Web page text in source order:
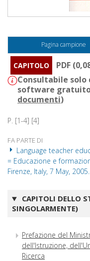
Pagina campione
CAPITOLO
PDF
Consultabile solo
software
documenti)
P. [1-4] [4]
FA PARTE DI
Language teacher
= Educazione e
Firenze, Italy, 7 May,
CAPITOLI DELLO
SINGOLARMENTE)
Prefazione del
dell'Istruzione,
Ricerca